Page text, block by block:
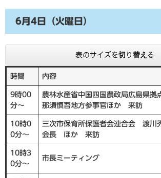
6月4日（火曜日）
表のサイズを切り替える
時間 内容
9時00
分～
農林水産省中国四国農政局広島県
那須慎吾地方参事官ほか 来訪
10時0
0分～
三次市保育所保護者会連合会 渡川
会長 ほか 来訪
10時3
0分～
市長ミーティング